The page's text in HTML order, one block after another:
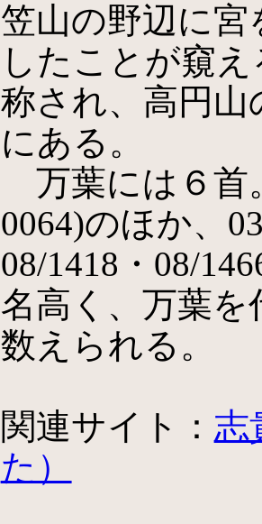
笠山の野辺に宮
したことが窺
称され、高円山
にある。
万葉には６首
0064)のほか、
08/1418・08/
名高く、万葉
数えられる。
関連サイト： 志
た）